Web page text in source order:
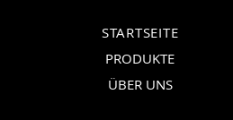
STARTSEITE
PRODUKTE
ÜBER UNS